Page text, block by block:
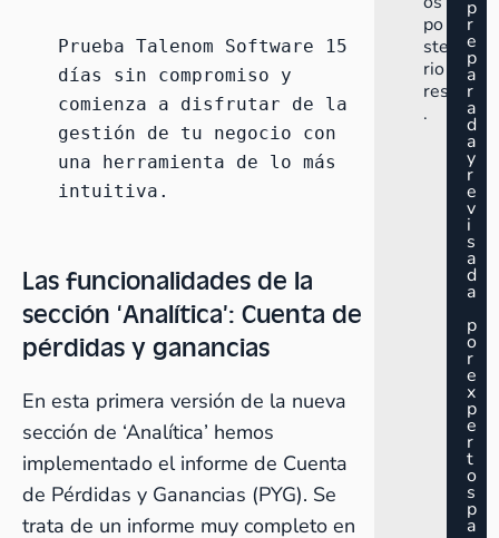
Prueba Talenom Software 15
días sin compromiso y
comienza a disfrutar de la
gestión de tu negocio con
una herramienta de lo más
intuitiva.
Las funcionalidades de la
sección ‘Analítica’: Cuenta de
pérdidas y ganancias
En esta primera versión de la nueva
sección de ‘Analítica’ hemos
implementado el informe de Cuenta
de Pérdidas y Ganancias (PYG). Se
trata de un informe muy completo en
po
ste
rio
res
.
p
r
e
p
a
r
a
d
a
y
r
e
v
i
s
a
d
a
p
o
r
e
x
p
e
r
t
o
s
p
a